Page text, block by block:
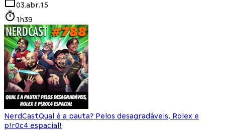
03.abr.15
1h39
NerdCastQual é a pauta? Pelos desagradáveis, Rolex e
p!r0c4 espacial!